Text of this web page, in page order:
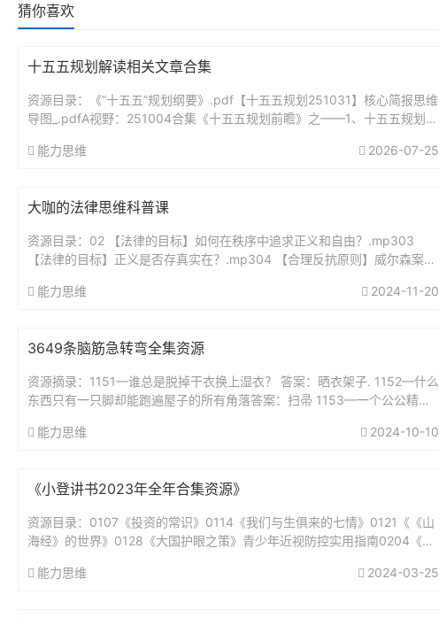
猜你喜欢
十五五规划解读相关文章合集
资源目录：《“十五五”规划纲要》.pdf【十五五规划251031】核心简报思维
导图_.pdfA视野：251004合集《十五五规划前瞻》之——1、十五五规划前
能力思维
2026-07-25
大咖的法律思维科普课
资源目录：02 【法律的目标】如何在秩序中追求正义和自由？.mp303
【法律的目标】正义是否存真实在？.mp304 【合理反抗原则】威尔森案：
能力思维
2024-11-20
3649条脑筋急转弯全集资源
资源摘录：1151—谁总是脱掉干衣换上湿衣？ 答案：晒衣架子. 1152—什么
东西只有一只脚却能跑遍屋子的所有角落答案：扫帚 1153—一个公公精神
能力思维
2024-10-10
《小登讲书2023年全年合集资源》
资源目录：0107《投资的常识》0114《我们与生俱来的七情》0121《《山
海经》的世界》0128《大国护眼之策》青少年近视防控实用指南0204《像
能力思维
2024-03-25